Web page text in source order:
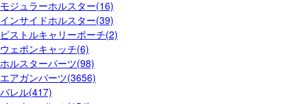
モジュラーホルスター(16)
インサイドホルスター(39)
ピストルキャリーポーチ(2)
ウェポンキャッチ(6)
ホルスターパーツ(98)
エアガンパーツ(3656)
バレル(417)